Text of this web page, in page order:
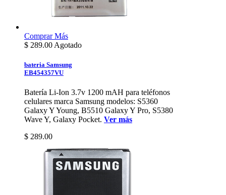
ComprarMás
$ 289.00 Agotado
bateria Samsung
EB454357VU
Batería Li-Ion 3.7v 1200 mAH para teléfonos
celulares marca Samsung modelos: S5360
Galaxy Y Young, B5510 Galaxy Y Pro, S5380
Wave Y, Galaxy Pocket. Ver más
$ 289.00